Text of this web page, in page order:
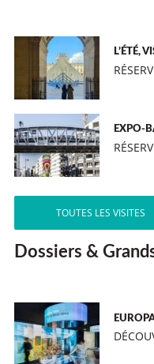
L’ÉTÉ,
EXPO-
TOUTES LES VISITES
Dossiers &